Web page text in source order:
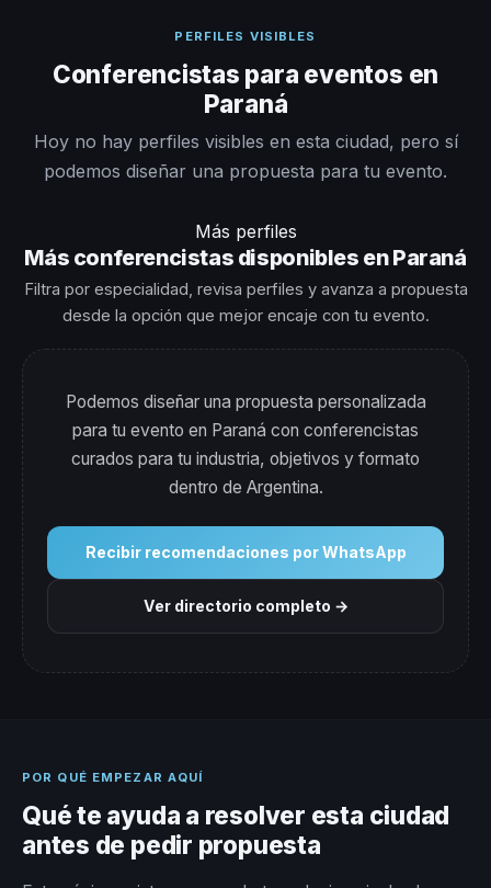
PERFILES VISIBLES
Conferencistas para eventos en
Paraná
Hoy no hay perfiles visibles en esta ciudad, pero sí
podemos diseñar una propuesta para tu evento.
Más perfiles
Más conferencistas disponibles en Paraná
Filtra por especialidad, revisa perfiles y avanza a propuesta
desde la opción que mejor encaje con tu evento.
Podemos diseñar una propuesta personalizada
para tu evento en Paraná con conferencistas
curados para tu industria, objetivos y formato
dentro de Argentina.
Recibir recomendaciones por WhatsApp
Ver directorio completo →
POR QUÉ EMPEZAR AQUÍ
Qué te ayuda a resolver esta ciudad
antes de pedir propuesta